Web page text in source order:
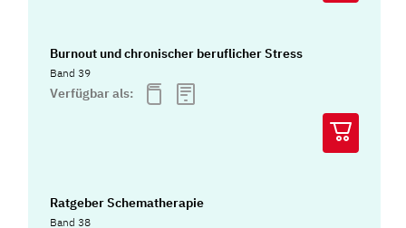
Burnout und chronischer beruflicher Stress
Band 39
Verfügbar als:
Ratgeber Schematherapie
Band 38